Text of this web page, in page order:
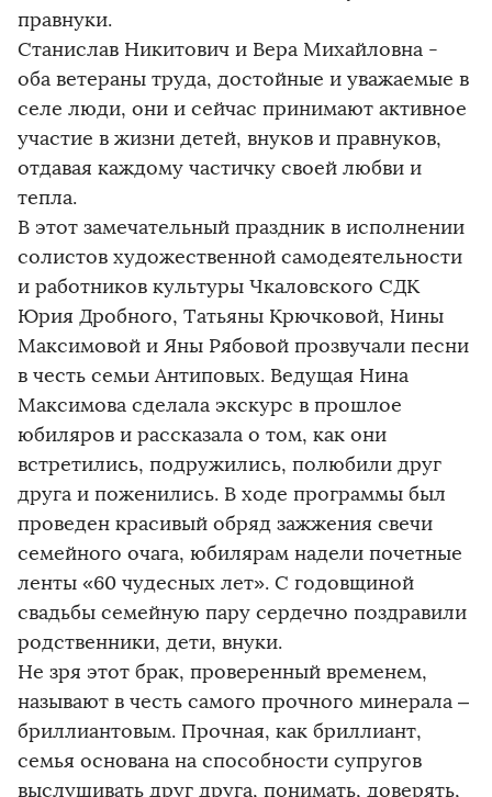
правнуки.
Станислав Никитович и Вера Михайловна -
оба ветераны труда, достойные и уважаемые в
селе люди, они и сейчас принимают активное
участие в жизни детей, внуков и правнуков,
отдавая каждому частичку своей любви и
тепла.
В этот замечательный праздник в исполнении
солистов художественной самодеятельности
и работников культуры Чкаловского СДК
Юрия Дробного, Татьяны Крючковой, Нины
Максимовой и Яны Рябовой прозвучали песни
в честь семьи Антиповых. Ведущая Нина
Максимова сделала экскурс в прошлое
юбиляров и рассказала о том, как они
встретились, подружились, полюбили друг
друга и поженились. В ходе программы был
проведен красивый обряд зажжения свечи
семейного очага, юбилярам надели почетные
ленты «60 чудесных лет». С годовщиной
свадьбы семейную пару сердечно поздравили
родственники, дети, внуки.
Не зря этот брак, проверенный временем,
называют в честь самого прочного минерала –
бриллиантовым. Прочная, как бриллиант,
семья основана на способности супругов
выслушивать друг друга, понимать, доверять,